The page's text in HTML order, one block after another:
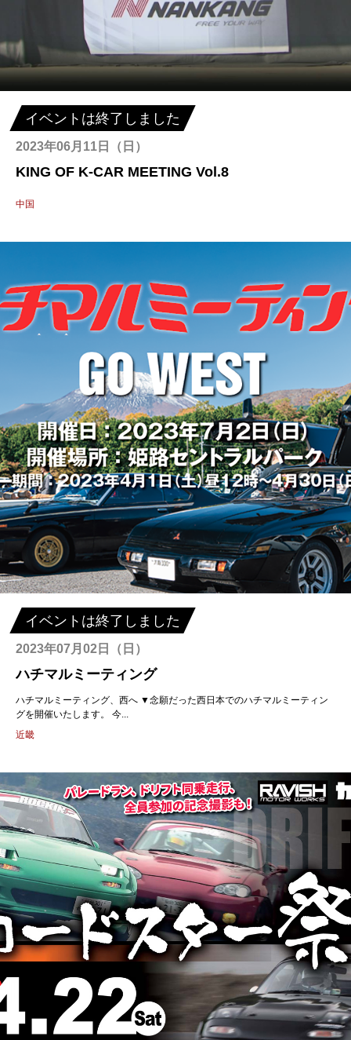
イベントは終了しました
2023年06月11日（日）
KING OF K-CAR MEETING Vol.8
中国
イベントは終了しました
2023年07月02日（日）
ハチマルミーティング
ハチマルミーティング、西へ ▼念願だった西日本でのハチマルミーティン
グを開催いたします。 今...
近畿